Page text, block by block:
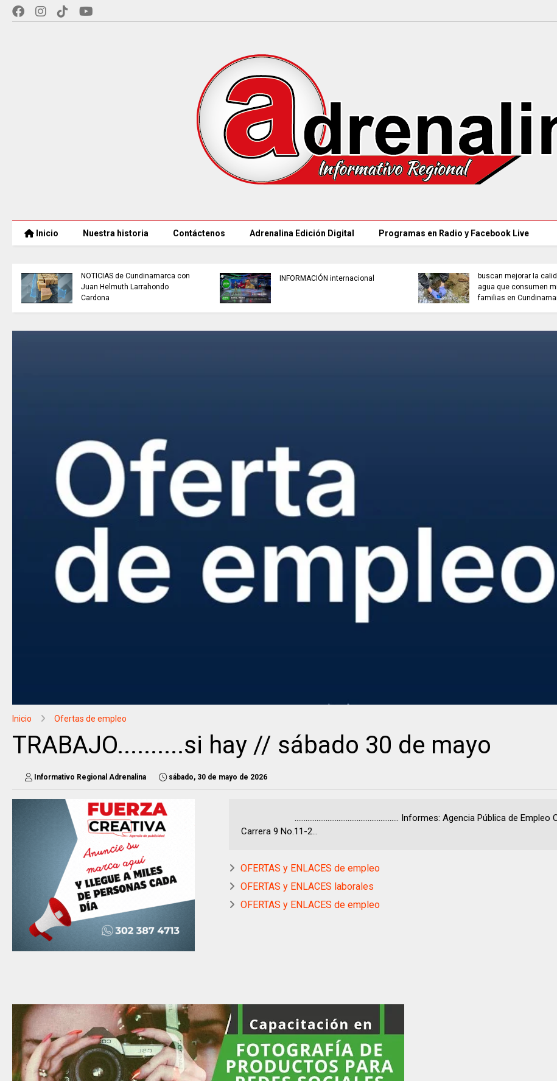
Inicio Nuestra historia Contáctenos Adrenalina Edición Digital Programas en Radio y Facebook Live
NOTICIAS de Cundinamarca con
Juan Helmuth Larrahondo
Cardona
INFORMACIÓN internacional
buscan mejorar la
agua que consumen
familias en
Inicio Ofertas de empleo
TRABAJO..........si hay // sábado 30 de mayo
Informativo Regional Adrenalina sábado, 30 de mayo de 2026
......................................................... Informes: Agencia Pública de Empleo
Carrera 9 No.11-2...
OFERTAS y ENLACES de empleo
OFERTAS y ENLACES laborales
OFERTAS y ENLACES de empleo